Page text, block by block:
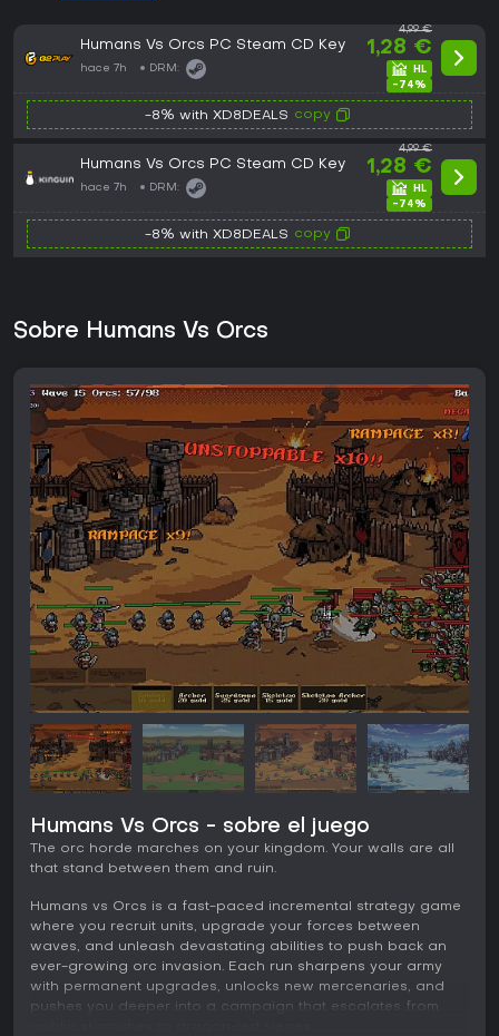
Humans Vs Orcs PC Steam CD Key
hace 7h DRM:
4,99 €
1,28 €
-74%
-8% with XD8DEALS copy
Humans Vs Orcs PC Steam CD Key
hace 7h DRM:
4,99 €
1,28 €
-74%
-8% with XD8DEALS copy
Sobre Humans Vs Orcs
Humans Vs Orcs - sobre el juego
The orc horde marches on your kingdom. Your walls are all
that stand between them and ruin.
Humans vs Orcs is a fast-paced incremental strategy game
where you recruit units, upgrade your forces between
waves, and unleash devastating abilities to push back an
ever-growing orc invasion. Each run sharpens your army
with permanent upgrades, unlocks new mercenaries, and
pushes you deeper into a campaign that escalates from